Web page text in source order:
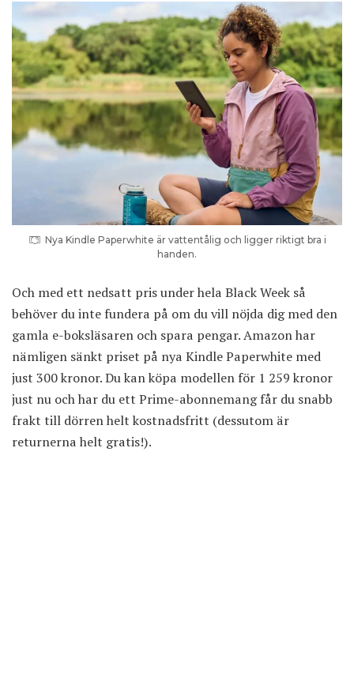
Nya Kindle Paperwhite är vattentålig och ligger riktigt bra i
handen.
Och med ett nedsatt pris under hela Black Week så
behöver du inte fundera på om du vill nöjda dig med den
gamla e-boksläsaren och spara pengar. Amazon har
nämligen sänkt priset på nya Kindle Paperwhite med
just 300 kronor. Du kanköpa modellen för 1 259 kronor
just nu och har du ett Prime-abonnemang får du snabb
frakt till dörren helt kostnadsfritt (dessutom är
returnerna helt gratis!).